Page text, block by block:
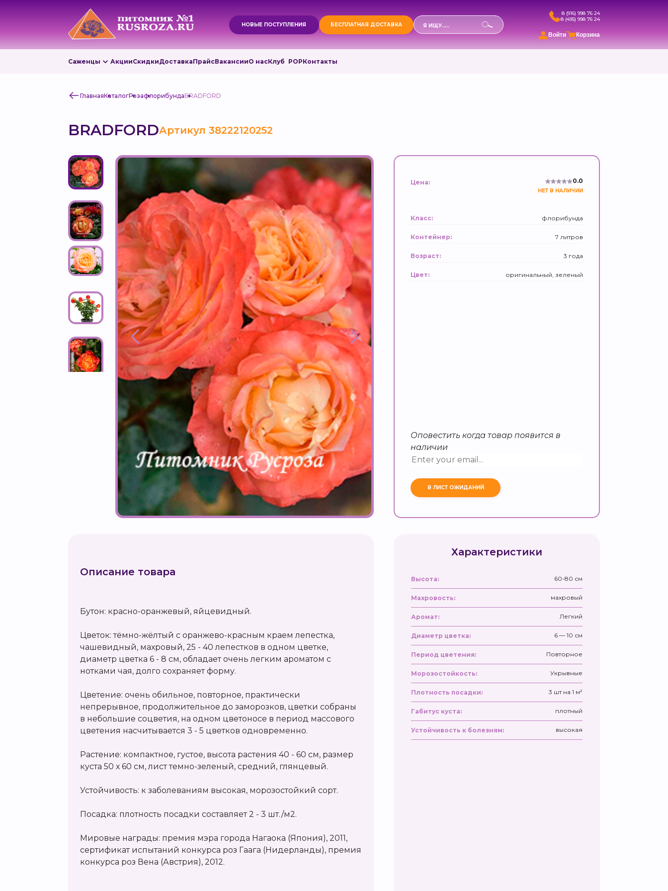
НОВЫЕ ПОСТУПЛЕНИЯ БЕСПЛАТНАЯ ДОСТАВКА
Поиск
товаров
8 (916) 998 76 24
8 (495) 998 76 24
Войти Корзина
Саженцы АкцииСкидкиДоставкаПрайсВакансииО насКлуб РОРКонтакты
ГлавнаяКаталогРозафлорибундаBRADFORD
BRADFORDАртикул 38222120252
Цена: 0.0
НЕТ В НАЛИЧИИ
Класс: флорибунда
Контейнер: 7 литров
Возраст: 3 года
Цвет: оригинальный, зеленый
Оповестить когда товар появится в
наличии
Описание товара
Бутон: красно-оранжевый, яйцевидный.
Цветок: тёмно-жёлтый с оранжево-красным краем лепестка,
чашевидный, махровый, 25 - 40 лепестков в одном цветке,
диаметр цветка 6 - 8 см, обладает очень легким ароматом с
нотками чая, долго сохраняет форму.
Цветение: очень обильное, повторное, практически
непрерывное, продолжительное до заморозков, цветки собраны
в небольшие соцветия, на одном цветоносе в период массового
цветения насчитывается 3 - 5 цветков одновременно.
Растение: компактное, густое, высота растения 40 - 60 см, размер
куста 50 х 60 см, лист темно-зеленый, средний, глянцевый.
Устойчивость: к заболеваниям высокая, морозостойкий сорт.
Посадка: плотность посадки составляет 2 - 3 шт./м2.
Мировые награды: премия мэра города Нагаока (Япония), 2011,
сертификат испытаний конкурса роз Гаага (Нидерланды), премия
конкурса роз Вена (Австрия), 2012.
Характеристики
Высота: 60-80 см
Махровость: махровый
Аромат: Легкий
Диаметр цветка: 6 — 10 см
Период цветения: Повторное
Морозостойкость: Укрывные
Плотность посадки: 3 шт на 1 м²
Габитус куста: плотный
Устойчивость к болезням: высокая